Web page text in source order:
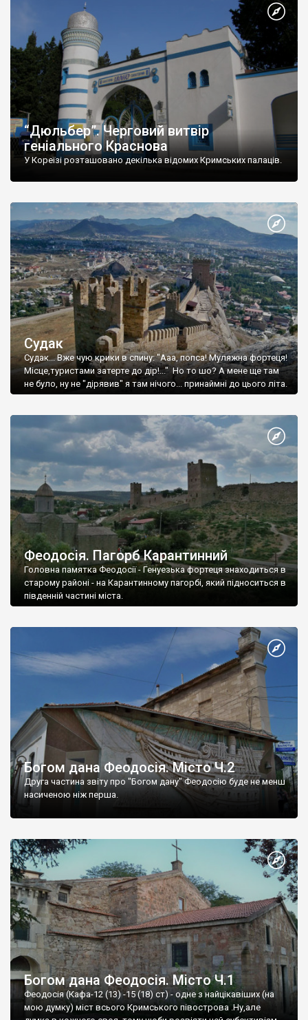
“Дюльбер”. Черговий витвір
геніального Краснова
У Кореїзі розташовано декілька відомих Кримських палаців.
Судак
Судак... Вже чую крики в спину: "Ааа, попса! Муляжна фортеця!
Місце,туристами затерте до дір!..." Но то шо? А мене ще там
не було, ну не "дірявив" я там нічого... принаймні до цього літа.
Феодосія. Пагорб Карантинний
Головна памятка Феодосії - Генуезька фортеця знаходиться в
старому районі - на Карантинному пагорбі, який підноситься в
південній частині міста.
Богом дана Феодосія. Місто Ч.2
Друга частина звіту про "Богом дану" Феодосію буде не менш
насиченою ніж перша.
Богом дана Феодосія. Місто Ч.1
Феодосія (Кафа-12 (13) -15 (18) ст) - одне з найцікавіших (на
мою думку) міст всього Кримського півострова .Ну,але